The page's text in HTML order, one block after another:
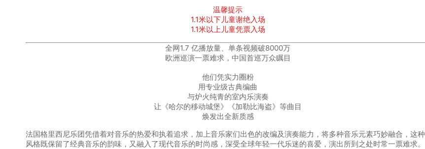
温馨提示
1.1米以下儿童谢绝入场
1.1米以上儿童凭票入场
全网1.7 亿播放量、单条视频破8000万
欧洲巡演一票难求，中国首巡万众瞩目
他们凭实力圈粉
用专业级古典编曲
与炉火纯青的室内乐演奏
让《哈尔的移动城堡》《加勒比海盗》等曲目
焕发出全新质感
法国格里西尼乐团凭借着对音乐的热爱和执着追求，加上音乐家们出色的改编及演奏能力，将多种音乐元素巧妙融合，这种
风格既保留了经典音乐的韵味，又融入了现代音乐的时尚感， 深受全球年轻一代乐迷的喜爱，演出所到之处时常一票难求。